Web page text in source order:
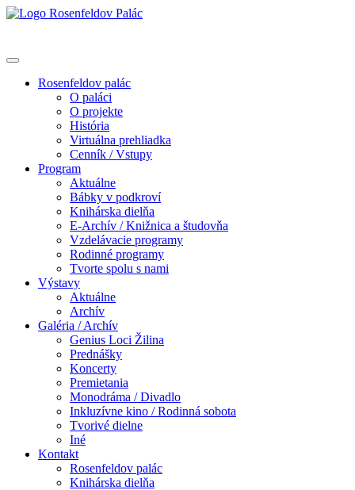
Rosenfeldov palác
O paláci
O projekte
História
Virtuálna prehliadka
Cenník / Vstupy
Program
Aktuálne
Bábky v podkroví
Knihárska dielňa
E-Archív / Knižnica a študovňa
Vzdelávacie programy
Rodinné programy
Tvorte spolu s nami
Výstavy
Aktuálne
Archív
Galéria / Archív
Genius Loci Žilina
Prednášky
Koncerty
Premietania
Monodráma / Divadlo
Inkluzívne kino / Rodinná sobota
Tvorivé dielne
Iné
Kontakt
Rosenfeldov palác
Knihárska dielňa